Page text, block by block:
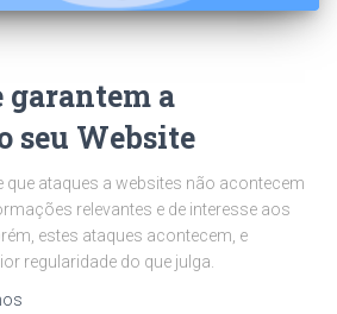
garantem a
seu Website
ataques a websites não acontecem
relevantes e de interesse aos
estes ataques acontecem, e
regularidade do que julga.